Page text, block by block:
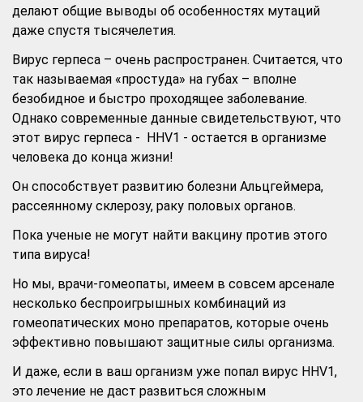
делают общие выводы об особенностях мутаций
даже спустя тысячелетия.
Вирус герпеса – очень распространен. Считается, что
так называемая «простуда» на губах – вполне
безобидное и быстро проходящее заболевание.
Однако современные данные свидетельствуют, что
этот вирус герпеса - HHV1 - остается в организме
человека до конца жизни!
Он способствует развитию болезни Альцгеймера,
рассеянному склерозу, раку половых органов.
Пока ученые не могут найти вакцину против этого
типа вируса!
Но мы, врачи-гомеопаты, имеем в совсем арсенале
несколько беспроигрышных комбинаций из
гомеопатических моно препаратов, которые очень
эффективно повышают защитные силы организма.
И даже, если в ваш организм уже попал вирус HHV1,
это лечение не даст развиться сложным